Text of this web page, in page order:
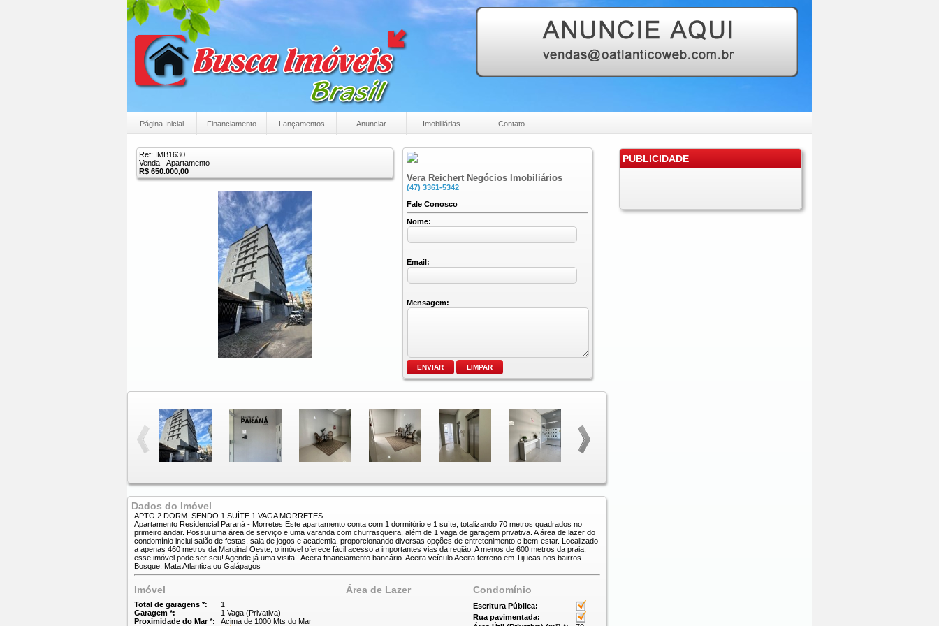
Página Inicial Financiamento Lançamentos Anunciar Imobiliárias Contato
PUBLICIDADE
Ref: IMB1630
Venda - Apartamento
R$ 650.000,00
Vera Reichert Negócios Imobiliários
(47) 3361-5342
Fale Conosco
Nome:
Email:
Mensagem:
Dados do Imóvel
APTO 2 DORM. SENDO 1 SUÍTE 1 VAGA MORRETES
Apartamento Residencial Paraná - Morretes Este apartamento conta com 1 dormitório e 1 suíte, totalizando 70 metros quadrados no
primeiro andar. Possui uma área de serviço e uma varanda com churrasqueira, além de 1 vaga de garagem privativa. A área de lazer do
condomínio inclui salão de festas, sala de jogos e academia, proporcionando diversas opções de entretenimento e bem-estar. Localizado
a apenas 460 metros da Marginal Oeste, o imóvel oferece fácil acesso a importantes vias da região. A menos de 600 metros da praia,
esse imóvel pode ser seu! Agende já uma visita!! Aceita financiamento bancário. Aceita veículo Aceita terreno em Tijucas nos bairros
Bosque, Mata Atlantica ou Galápagos
Imóvel Área de Lazer Condomínio
Total de garagens *:
1
Garagem *:
1 Vaga (Privativa)
Proximidade do Mar *:
Acima de 1000 Mts do Mar
Escritura Pública:
Rua pavimentada: